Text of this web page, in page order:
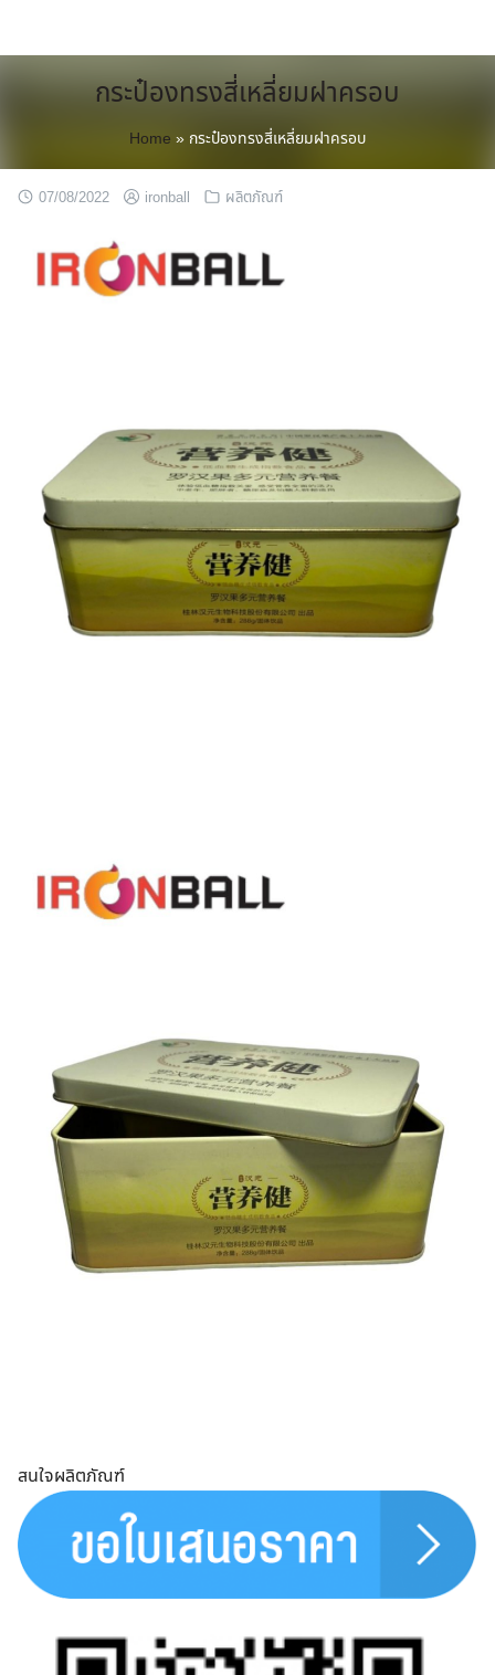
กระป๋องทรงสี่เหลี่ยมฝาครอบ
Home » กระป๋องทรงสี่เหลี่ยมฝาครอบ
07/08/2022 ironball ผลิตภัณฑ์
สนใจผลิตภัณฑ์